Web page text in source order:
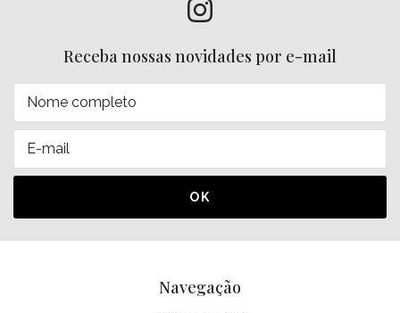
Receba nossas novidades por e-mail
Navegação